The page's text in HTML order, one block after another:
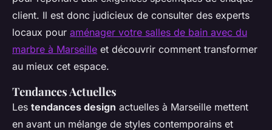
client. Il est donc judicieux de consulter des experts
locaux pour aménager votre salles de bain avec du
marbre à Marseille et découvrir comment transformer
au mieux cet espace.
Tendances Actuelles
Les tendances design actuelles à Marseille mettent
en avant un mélange de styles contemporains et